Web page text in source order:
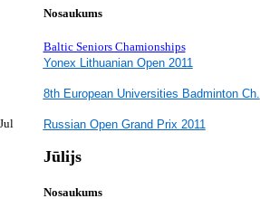
Nosaukums
Baltic Seniors Chamionships
Yonex Lithuanian Open 2011
8th European Universities Badminton Ch.
Russian Open Grand Prix 2011
Jūlijs
Nosaukums